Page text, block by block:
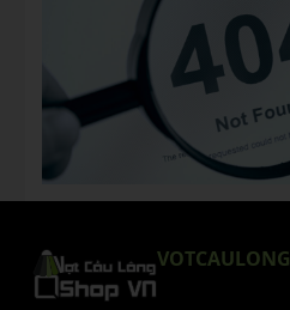
VOTCAULONG